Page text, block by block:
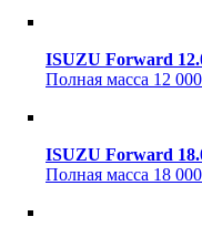
ISUZU Forward
Полная масса 12
ISUZU Forward
Полная масса 18